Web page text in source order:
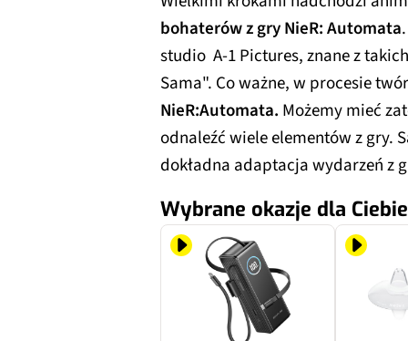
bohaterów z gry NieR: Automata
studio A-1 Pictures, znane z
Sama". Co ważne, w procesie
NieR:Automata. Możemy mieć
odnaleźć wiele elementów z gry.
dokładna adaptacja wydarzeń z
Wybrane okazje dla Ciebie